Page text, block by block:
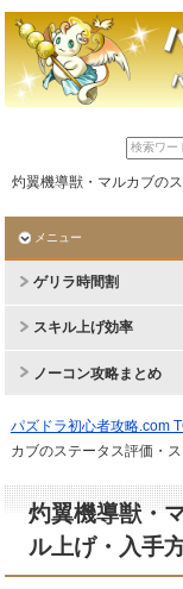
灼翼機導獣・マルカブの
メニュー
ゲリラ時間割
スキル上げ効率
ノーコン攻略まとめ
パズドラ初心者攻略.com
カブのステータス評価・
灼翼機導獣・
ル上げ・入手